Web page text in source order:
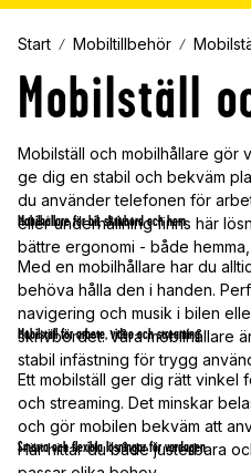
Start Mobiltillbehör
Mobilställ
Mobilställ och mobilhållare gör
ge dig en stabil och bekväm
du använder telefonen för
eller underhållning finns här
bättre ergonomi - både
Mobilhållare för bil, skrivbord och hem
Med en mobilhållare har du
behöva hålla den i handen.
navigering och musik i bilen
skrivbordet. Våra mobilhållare
stabil infästning för trygg
Mobilställ för arbete, video och streaming
Ett mobilställ ger dig rätt vinkel
och streaming. Det minskar
och gör mobilen bekväm att
Här hittar du både justerbara
Smarta och flexibla lösningar för vardagen